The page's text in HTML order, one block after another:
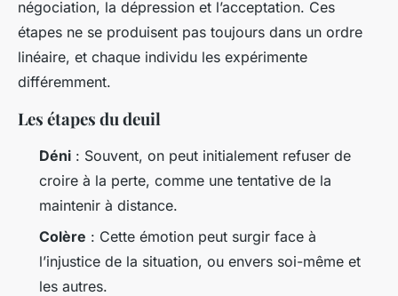
négociation, la dépression et l’acceptation. Ces
étapes ne se produisent pas toujours dans un ordre
linéaire, et chaque individu les expérimente
différemment.
Les étapes du deuil
Déni : Souvent, on peut initialement refuser de
croire à la perte, comme une tentative de la
maintenir à distance.
Colère : Cette émotion peut surgir face à
l’injustice de la situation, ou envers soi-même et
les autres.